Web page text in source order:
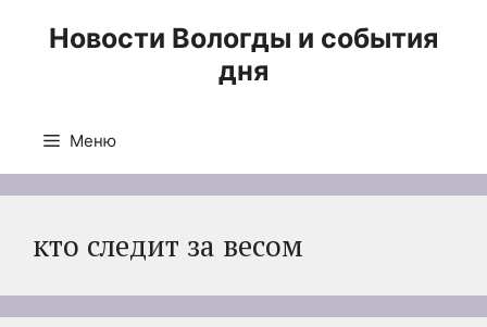
Новости Вологды и события
дня
Меню
кто следит за весом